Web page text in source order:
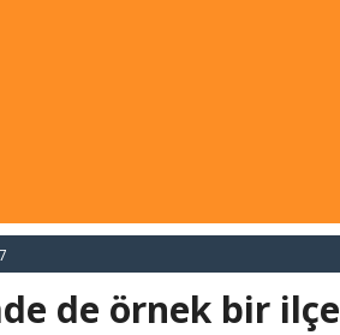
de örnek bir ilçe